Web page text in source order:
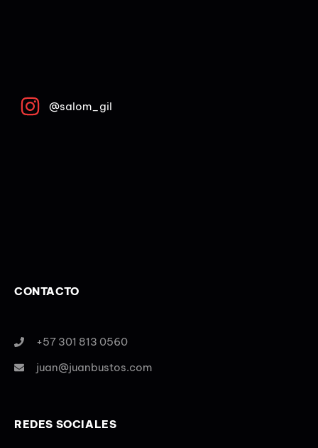
@salom_gil
CONTACTO
+57 301 813 0560
juan@juanbustos.com
REDES SOCIALES